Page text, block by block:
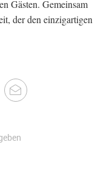
Gästen. Gemeinsam
der den einzigartigen